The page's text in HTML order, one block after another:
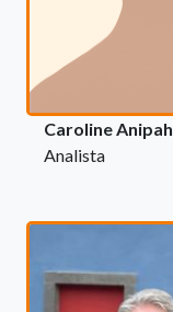
Caroline Anipah
Analista